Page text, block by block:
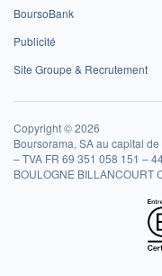
BoursoBank
Publicité
Site Groupe & Recrutement
Copyright © 2026
Boursorama, SA au capital
– TVA FR 69 351 058 151 –
BOULOGNE BILLANCOURT